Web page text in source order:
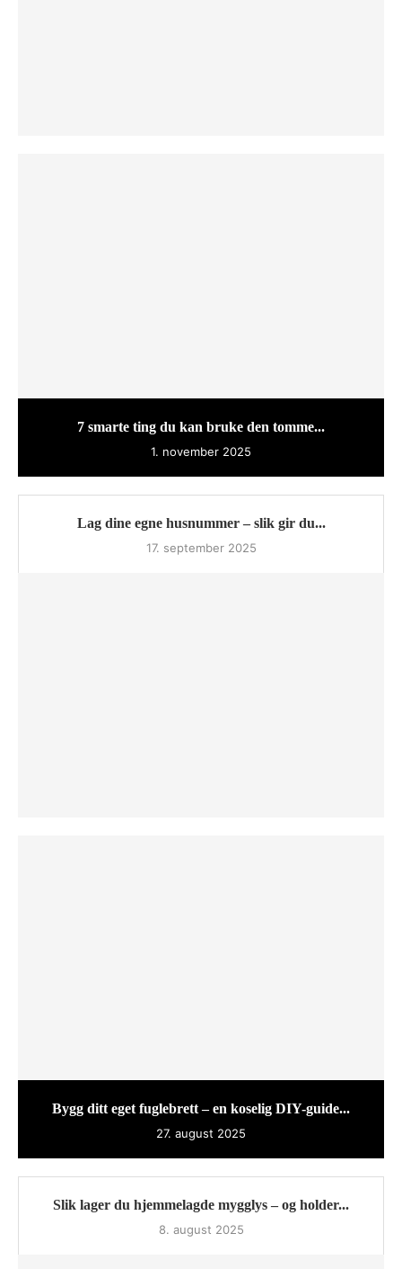
7 smarte ting du kan bruke den tomme...
1. november 2025
Lag dine egne husnummer – slik gir du...
17. september 2025
Bygg ditt eget fuglebrett – en koselig DIY-guide...
27. august 2025
Slik lager du hjemmelagde mygglys – og holder...
8. august 2025